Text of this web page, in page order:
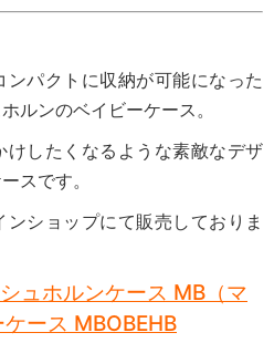
パクトに収納が可能になった
ルンのベイビーケース。
したくなるような素敵なデザ
スです。
ショップにて販売しておりま
ュホルンケース MB（マ
ース MBOBEHB